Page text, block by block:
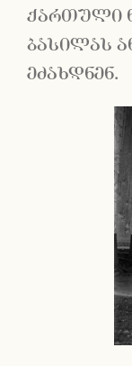
ქართული
ბასილას
ეძახდნენ.